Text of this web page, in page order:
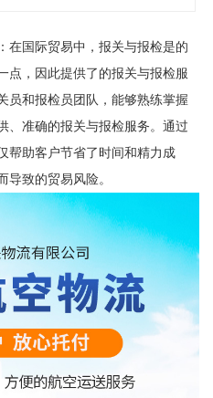
在国际贸易中，报关与报检是的
点，因此提供了的报关与报检服
员和报检员团队，能够熟练掌握
、准确的报关与报检服务。通过
帮助客户节省了时间和精力成
致的贸易风险。